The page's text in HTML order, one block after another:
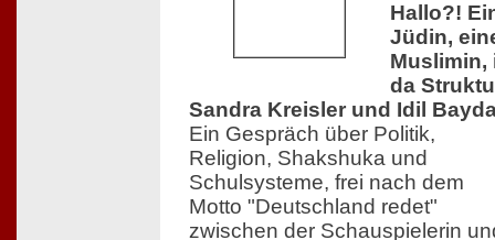
Hallo?!
Jüdin,
Muslimin,
da
Sandra Kreisler und Idil
Ein Gespräch über Politik,
Religion, Shakshuka und
Schulsysteme, frei nach dem
Motto "Deutschland redet"
zwischen der Schauspielerin